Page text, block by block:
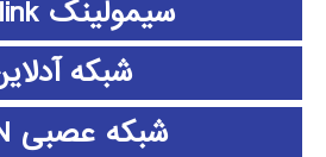
سیمولینک simulink
شبکه
شبکه عصبی CNN